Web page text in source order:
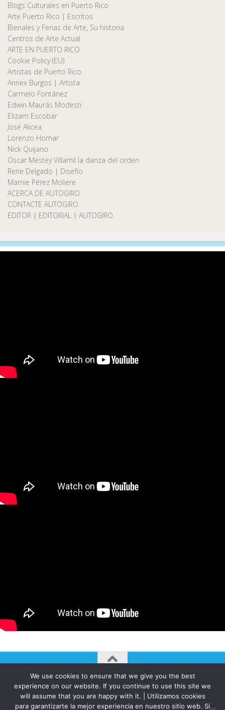
Blogs Culturales en Puerto Rico
Arte Puerto Rico | Escritos
Bienales y Ferias de Arte, Su historia
Centros de Arte Actual
ARTE EN PUERTO RICO
Cookie Policy (EU)
Artistas de Puerto Rico
Annex Burgos | Artista
Carmelo Fontánez
Edwin Maurás Modesti
Elizam Escobar
José Alicea
Lorenzo Homar
Nick Quijano
Oscar Mestey Villamil la danza del orden
Rene Delgado | Diseño
Marnie Pérez Moliere
ACERCA DE AUTOGIRO
CONTACTE AUTOGIRO
EDITOR | EDITORIAL | AUTOGIRO
AUTOGIRO/el giro del arte actual © JAVIER MARTINEZ 2026. All
Rights Reserved.
Funciona con - Diseñado con elTema Hueman
We use cookies to ensure that we give you the best
experience on our website. If you continue to use this site we
will assume that you are happy with it. | Utilizamos cookies
para garantizarte la mejor experiencia en nuestro sitio web. Si